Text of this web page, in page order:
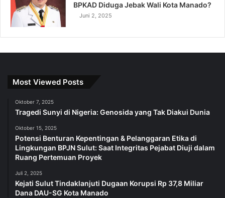
BPKAD Diduga Jebak Wali Kota Manado?
Juni 2, 2025
Most Viewed Posts
Oktober 7, 2025
Tragedi Sunyi di Nigeria: Genosida yang Tak Diakui Dunia
Oktober 15, 2025
Potensi Benturan Kepentingan & Pelanggaran Etika di
Lingkungan BPJN Sulut: Saat Integritas Pejabat Diuji dalam
Ruang Pertemuan Proyek
Juli 2, 2025
Kejati Sulut Tindaklanjuti Dugaan Korupsi Rp 37,8 Miliar
Dana DAU-SG Kota Manado